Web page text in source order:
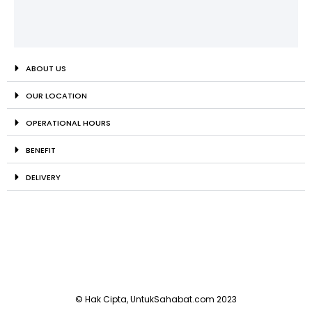
ABOUT US
OUR LOCATION
OPERATIONAL HOURS
BENEFIT
DELIVERY
© Hak Cipta, UntukSahabat.com 2023